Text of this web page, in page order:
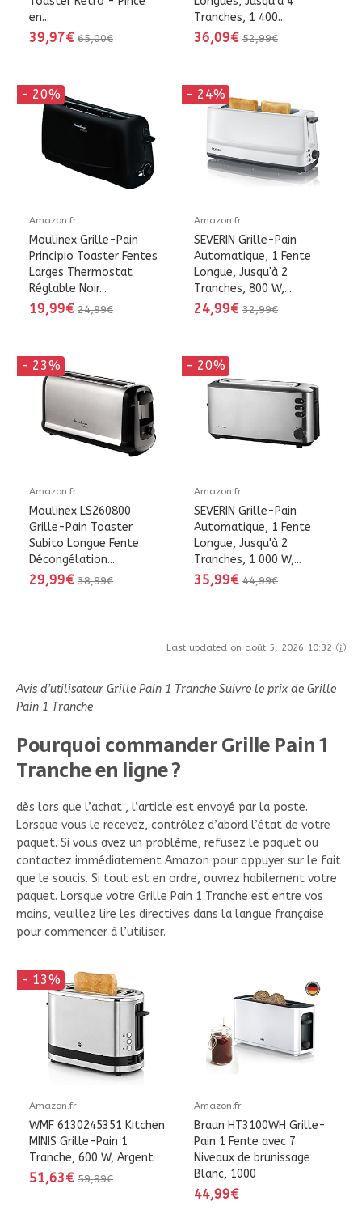
en...
39,97€ 65,00€
Tranches, 1 400...
36,09€ 52,99€
- 20%
Amazon.fr
Moulinex Grille-Pain
Principio Toaster Fentes
Larges Thermostat
Réglable Noir...
19,99€ 24,99€
- 24%
Amazon.fr
SEVERIN Grille-Pain
Automatique, 1 Fente
Longue, Jusqu'à 2
Tranches, 800 W,...
24,99€ 32,99€
- 23%
Amazon.fr
Moulinex LS260800
Grille-Pain Toaster
Subito Longue Fente
Décongélation...
29,99€ 38,99€
- 20%
Amazon.fr
SEVERIN Grille-Pain
Automatique, 1 Fente
Longue, Jusqu'à 2
Tranches, 1 000 W,...
35,99€ 44,99€
Last updated on août 5, 2026 10:32
Avis d’utilisateur Grille Pain 1 Tranche Suivre le prix de Grille
Pain 1 Tranche
Pourquoi commander Grille Pain 1
Tranche en ligne ?
dès lors que l’achat , l’article est envoyé par la poste.
Lorsque vous le recevez, contrôlez d’abord l’état de votre
paquet. Si vous avez un problème, refusez le paquet ou
contactez immédiatement Amazon pour appuyer sur le fait
que le soucis. Si tout est en ordre, ouvrez habilement votre
paquet. Lorsque votre Grille Pain 1 Tranche est entre vos
mains, veuillez lire les directives dans la langue française
pour commencer à l’utiliser.
- 13%
Amazon.fr
WMF 6130245351 Kitchen
MINIS Grille-Pain 1
Tranche, 600 W, Argent
51,63€ 59,99€
Amazon.fr
Braun HT3100WH Grille-
Pain 1 Fente avec 7
Niveaux de brunissage
Blanc, 1000
44,99€